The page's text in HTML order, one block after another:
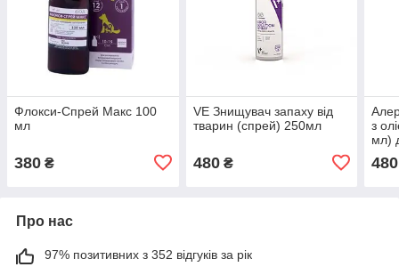
Флокси-Спрей Макс 100
мл
380 ₴
VE Знищувач запаху від
тварин (спрей) 250мл
480₴
з
мл)
480
Про нас
97% позитивних з 352 відгуків за рік